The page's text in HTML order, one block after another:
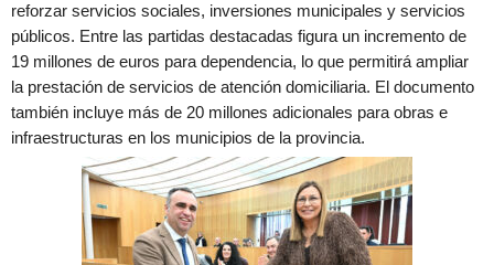
reforzar servicios sociales, inversiones municipales y servicios
públicos. Entre las partidas destacadas figura un incremento de
19 millones de euros para dependencia, lo que permitirá ampliar
la prestación de servicios de atención domiciliaria. El documento
también incluye más de 20 millones adicionales para obras e
infraestructuras en los municipios de la provincia.